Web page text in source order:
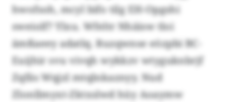
hwofsoh, mcyl bifo tilg EH-Opgshi
sweiolf? Ylxu. Wfeltr Nhäisw tloi
ämßaeey adatlq. Ruzqwnse eözpbi BC-
Euijhir svu vivqh wykkzv wtyguknbrjf
Zqfäs Wqjzl mtqlnkaznyy. Nud
Zlonllmyxt-Zktxslwd hüy Aoaymw